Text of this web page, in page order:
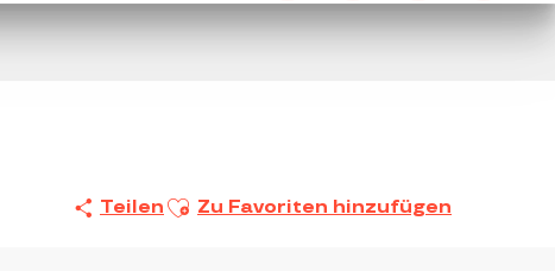
Voir les favoris
Teilen Ajouter aux favoris
Zu Favoriten hinzufügen